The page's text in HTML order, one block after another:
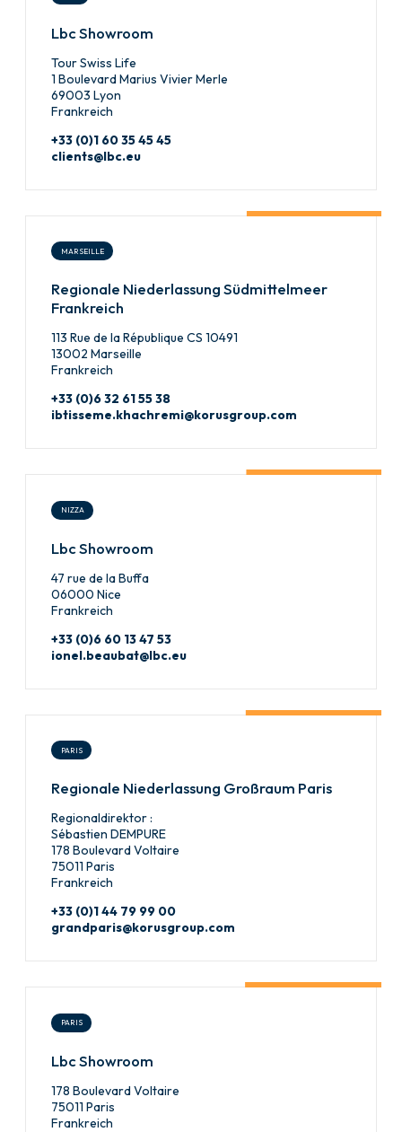
Lbc Showroom
Tour Swiss Life
1 Boulevard Marius Vivier Merle
69003 Lyon
Frankreich
+33 (0)1 60 35 45 45
clients@lbc.eu
MARSEILLE
Regionale Niederlassung Südmittelmeer
Frankreich
113 Rue de la République CS 10491
13002 Marseille
Frankreich
+33 (0)6 32 61 55 38
ibtisseme.khachremi@korusgroup.com
NIZZA
Lbc Showroom
47 rue de la Buffa
06000 Nice
Frankreich
+33 (0)6 60 13 47 53
ionel.beaubat@lbc.eu
PARIS
Regionale Niederlassung Großraum Paris
Regionaldirektor :
Sébastien DEMPURE
178 Boulevard Voltaire
75011 Paris
Frankreich
+33 (0)1 44 79 99 00
grandparis@korusgroup.com
PARIS
Lbc Showroom
178 Boulevard Voltaire
75011 Paris
Frankreich